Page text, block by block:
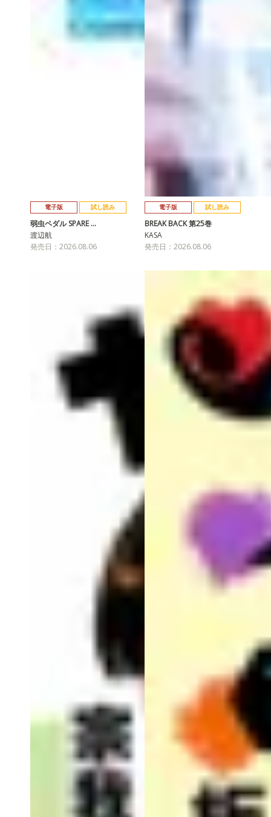
電子版 試し読み
弱虫ペダル SPARE …
渡辺航
発売日：2026.08.06
電子版 試し読み
BREAK BACK 第25巻
KASA
発売日：2026.08.06